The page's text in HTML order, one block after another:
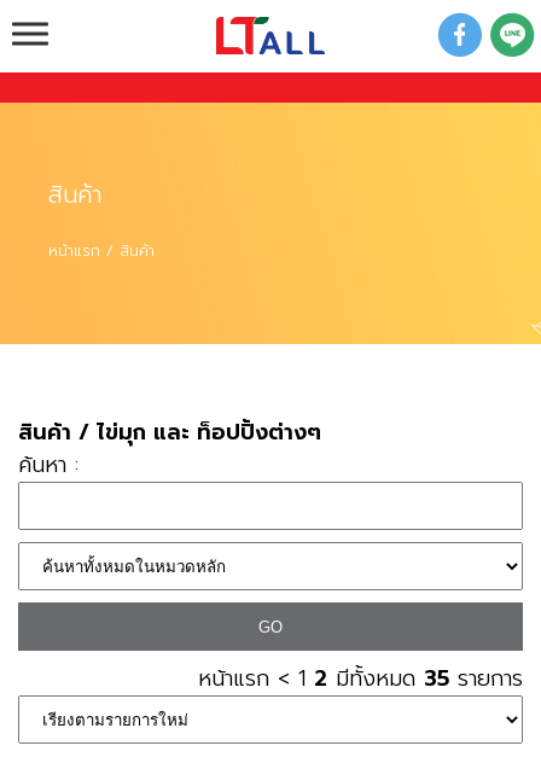
ขายปลีก ขายส่ง วัตถุดิบชานมไข่มุก และ อุปกรณ์ชา
ไข่มุก ครบวงจร
สินค้า
หน้าแรก สินค้า
สินค้า / ไข่มุก และ ท็อปปิ้งต่างๆ
ค้นหา :
หน้าแรก < 1 2 มีทั้งหมด 35 รายการ